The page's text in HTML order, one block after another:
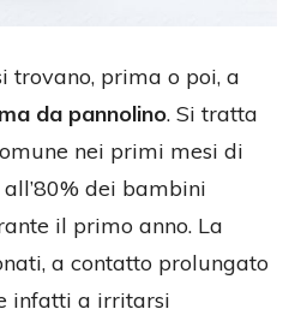
trovano, prima o poi, a
da pannolino. Si tratta
nei primi mesi di
dei bambini
il primo anno. La
a contatto prolungato
infatti a irritarsi